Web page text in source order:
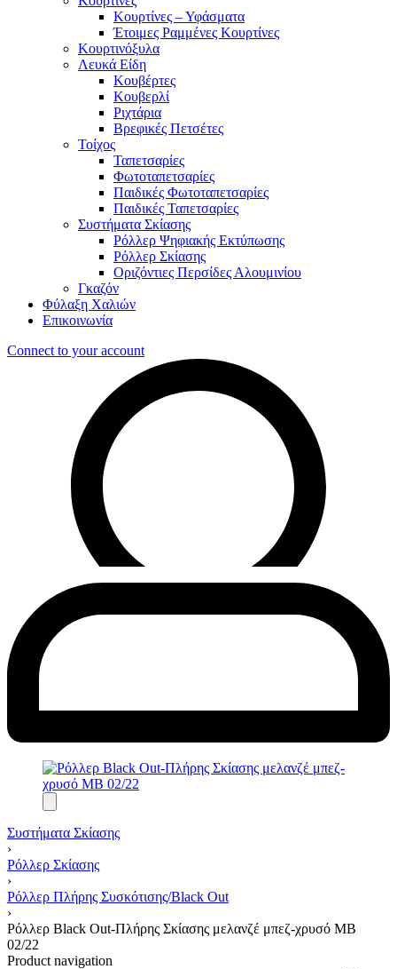
Κουρτίνες – Υφάσματα
Έτοιμες Ραμμένες Κουρτίνες
Κουρτινόξυλα
Λευκά Είδη
Κουβέρτες
Κουβερλί
Ριχτάρια
Βρεφικές Πετσέτες
Τοίχος
Ταπετσαρίες
Φωτοταπετσαρίες
Παιδικές Φωτοταπετσαρίες
Παιδικές Ταπετσαρίες
Συστήματα Σκίασης
Ρόλλερ Ψηφιακής Εκτύπωσης
Ρόλλερ Σκίασης
Οριζόντιες Περσίδες Αλουμινίου
Γκαζόν
Φύλαξη Χαλιών
Επικοινωνία
Connect to your account
Συστήματα Σκίασης
›
Ρόλλερ Σκίασης
›
Ρόλλερ Πλήρης Συσκότισης/Black Out
›
Ρόλλερ Black Out-Πλήρης Σκίασης μελανζέ μπεζ-χρυσό MB
02/22
Product navigation